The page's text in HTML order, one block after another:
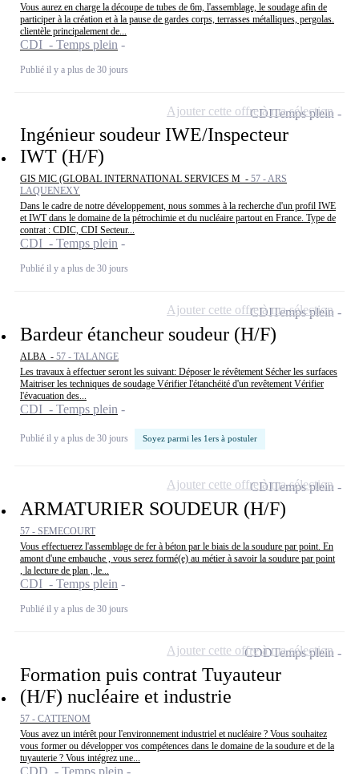
Vous aurez en charge la découpe de tubes de 6m, l'assemblage, le soudage afin de
participer à la création et à la pause de gardes corps, terrasses métalliques, pergolas.
clientèle principalement de...
CDI - Temps plein
Publié il y a plus de 30 jours
Ingénieur soudeur IWE/Inspecteur
IWT (H/F)
GIS MIC (GLOBAL INTERNATIONAL SERVICES M - 57 - ARS
LAQUENEXY
Dans le cadre de notre développement, nous sommes à la recherche d'un profil IWE
et IWT dans le domaine de la pétrochimie et du nucléaire partout en France. Type de
contrat : CDIC, CDI Secteur...
CDI - Temps plein
Publié il y a plus de 30 jours
CDITemps plein
Ajouter cette offre à ma sélection
Bardeur étancheur soudeur (H/F)
ALBA - 57 - TALANGE
Les travaux à effectuer seront les suivant: Déposer le révêtement Sécher les surfaces
Maitriser les techniques de soudage Vérifier l'étanchéité d'un revêtement Vérifier
l'évacuation des...
CDI - Temps plein
Publié il y a plus de 30 jours Soyez parmi les 1ers à postuler
CDITemps plein
Ajouter cette offre à ma sélection
ARMATURIER SOUDEUR (H/F)
57 - SEMECOURT
Vous effectuerez l'assemblage de fer à béton par le biais de la soudure par point. En
amont d'une embauche , vous serez formé(e) au métier à savoir la soudure par point
, la lecture de plan , le...
CDI - Temps plein
Publié il y a plus de 30 jours
CDITemps plein
Ajouter cette offre à ma sélection
Formation puis contrat Tuyauteur
(H/F) nucléaire et industrie
57 - CATTENOM
Vous avez un intérêt pour l'environnement industriel et nucléaire ? Vous souhaitez
vous former ou développer vos compétences dans le domaine de la soudure et de la
tuyauterie ? Vous intégrez une...
CDDTemps plein
Ajouter cette offre à ma sélection